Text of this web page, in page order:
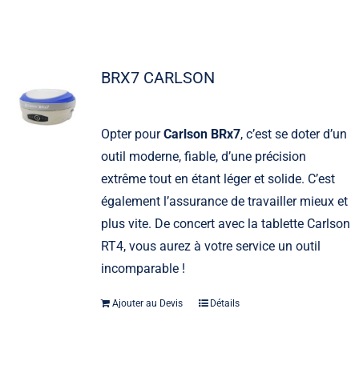
BRX7 CARLSON
Opter pourCarlson BRx7, c’est se doter d’un
outil moderne, fiable, d’une précision
extrême tout en étant léger et solide. C’est
également l’assurance de travailler mieux et
plus vite. De concert avec la tablette Carlson
RT4, vous aurez à votre service un outil
incomparable !
Ajouter au Devis Détails